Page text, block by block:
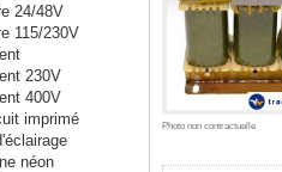
24/48V
115/230V
230V
400V
imprimé
néon
Photo non contractuelle